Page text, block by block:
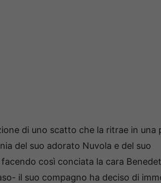
di uno scatto che la ritrae in una
del suo adorato Nuvola e del suo
così conciata la cara
il suo compagno ha deciso di